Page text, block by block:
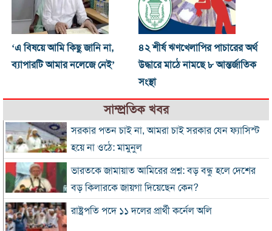
‘এ বিষয়ে আমি কিছু জানি না,
ব্যাপারটি আমার নলেজে নেই’
৪২ শীর্ষ ঋণখেলাপির পাচারের অর্থ
উদ্ধারে মাঠে নামছে ৮ আন্তর্জাতিক
সংস্থা
সাম্প্রতিক খবর
সরকার পতন চাই না, আমরা চাই সরকার যেন ফ্যাসিস্ট
হয়ে না ওঠে: মামুনুল
ভারতকে জামায়াত আমিরের প্রশ্ন: বড় বন্ধু হলে দেশের
বড় কিলারকে জায়গা দিয়েছেন কেন?
রাষ্ট্রপতি পদে ১১ দলের প্রার্থী কর্নেল অলি